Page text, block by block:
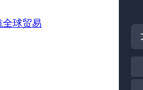
全球贸易